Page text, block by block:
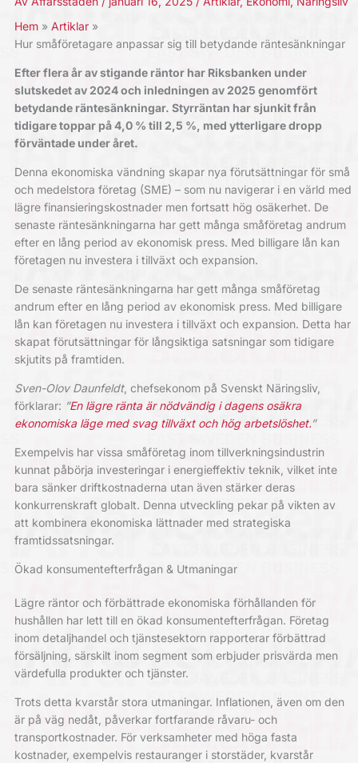
Hem
Artiklar
Hur småföretagare anpassar sig till betydande räntesänkningar
Efter flera år av stigande räntor har Riksbanken under
slutskedet av 2024 och inledningen av 2025 genomfört
betydande räntesänkningar. Styrräntan har sjunkit från
tidigare toppar på 4,0 % till 2,5 %, med ytterligare dropp
förväntade under året.
Denna ekonomiska vändning skapar nya förutsättningar för små
och medelstora företag (SME) – som nu navigerar i en värld med
lägre finansieringskostnader men fortsatt hög osäkerhet. De
senaste räntesänkningarna har gett många småföretag andrum
efter en lång period av ekonomisk press. Med billigare lån kan
företagen nu investera i tillväxt och expansion.
De senaste räntesänkningarna har gett många småföretag
andrum efter en lång period av ekonomisk press. Med billigare
lån kan företagen nu investera i tillväxt och expansion. Detta har
skapat förutsättningar för långsiktiga satsningar som tidigare
skjutits på framtiden.
Sven-Olov Daunfeldt, chefsekonom på Svenskt Näringsliv,
förklarar: ”En lägre ränta är nödvändig i dagens osäkra
ekonomiska läge med svag tillväxt och hög arbetslöshet.”
Exempelvis har vissa småföretag inom tillverkningsindustrin
kunnat påbörja investeringar i energieffektiv teknik, vilket inte
bara sänker driftkostnaderna utan även stärker deras
konkurrenskraft globalt. Denna utveckling pekar på vikten av
att kombinera ekonomiska lättnader med strategiska
framtidssatsningar.
Ökad konsumentefterfrågan & Utmaningar
Lägre räntor och förbättrade ekonomiska förhållanden för
hushållen har lett till en ökad konsumentefterfrågan. Företag
inom detaljhandel och tjänstesektorn rapporterar förbättrad
försäljning, särskilt inom segment som erbjuder prisvärda men
värdefulla produkter och tjänster.
Trots detta kvarstår stora utmaningar. Inflationen, även om den
är på väg nedåt, påverkar fortfarande råvaru- och
transportkostnader. För verksamheter med höga fasta
kostnader, exempelvis restauranger i storstäder, kvarstår